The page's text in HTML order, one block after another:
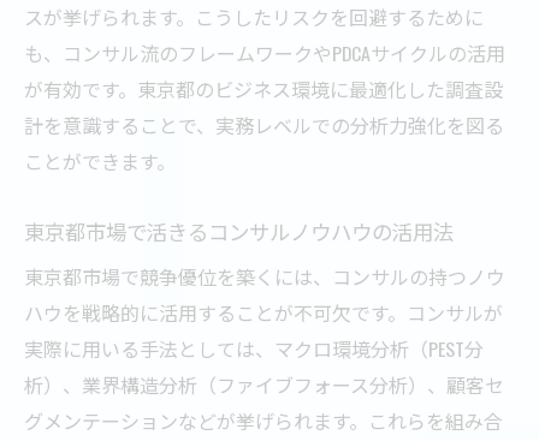
スが挙げられます。こうしたリスクを回避するために
も、コンサル流のフレームワークやPDCAサイクルの活用
が有効です。東京都のビジネス環境に最適化した調査設
計を意識することで、実務レベルでの分析力強化を図る
ことができます。
東京都市場で活きるコンサルノウハウの活用法
東京都市場で競争優位を築くには、コンサルの持つノウ
ハウを戦略的に活用することが不可欠です。コンサルが
実際に用いる手法としては、マクロ環境分析（PEST分
析）、業界構造分析（ファイブフォース分析）、顧客セ
グメンテーションなどが挙げられます。これらを組み合